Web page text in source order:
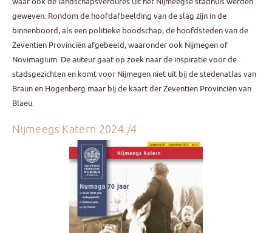
geweven. Rondom de hoofdafbeelding van de slag zijn in de
binnenboord, als een politieke boodschap, de hoofdsteden van de
Zeventien Provinciën afgebeeld, waaronder ook Nijmegen of
Novimagium. De auteur gaat op zoek naar de inspiratie voor de
stadsgezichten en komt voor Nijmegen niet uit bij de stedenatlas van
Braun en Hogenberg maar bij de kaart der Zeventien Provinciën van
Blaeu.
Nijmeegs Katern 2024./4